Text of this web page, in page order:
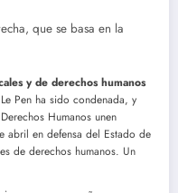
que se basa en la
y de derechos humanos
Pen ha sido condenada, y
Humanos unen
abril en defensa del Estado de
de derechos humanos. Un